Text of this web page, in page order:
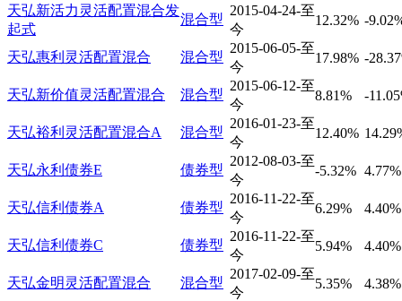
天弘新活力灵活配置混合发
起式
混合型
2015-04-24-至
今
12.32% -
天弘惠利灵活配置混合 混合型
2015-06-05-至
今
17.98% -
天弘新价值灵活配置混合 混合型
2015-06-12-至
今
8.81% -
天弘裕利灵活配置混合A 混合型
2016-01-23-至
今
12.40%
天弘永利债券E 债券型
2012-08-03-至
今
-5.32% 4.77%
天弘信利债券A 债券型
2016-11-22-至
今
6.29% 4.40%
天弘信利债券C 债券型
2016-11-22-至
今
5.94% 4.40%
天弘金明灵活配置混合 混合型
2017-02-09-至
今
5.35%
4.38%